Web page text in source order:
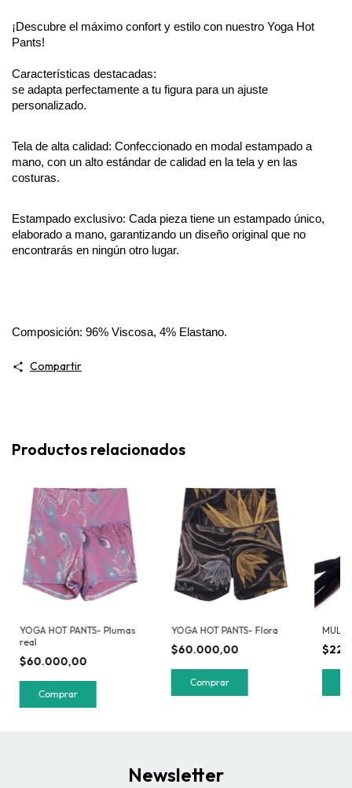
¡Descubre el máximo confort y estilo con nuestro Yoga Hot
Pants!
Características destacadas:
se adapta perfectamente a tu figura para un ajuste
personalizado.
Tela de alta calidad: Confeccionado en modal estampado a
mano, con un alto estándar de calidad en la tela y en las
costuras.
Estampado exclusivo: Cada pieza tiene un estampado único,
elaborado a mano, garantizando un diseño original que no
encontrarás en ningún otro lugar.
Composición: 96% Viscosa, 4% Elastano.
Compartir
Productos relacionados
YOGA HOT PANTS- Plumas
real
$60.000,00
Comprar
YOGA HOT PANTS- Flora
$60.000,00
Comprar
Newsletter